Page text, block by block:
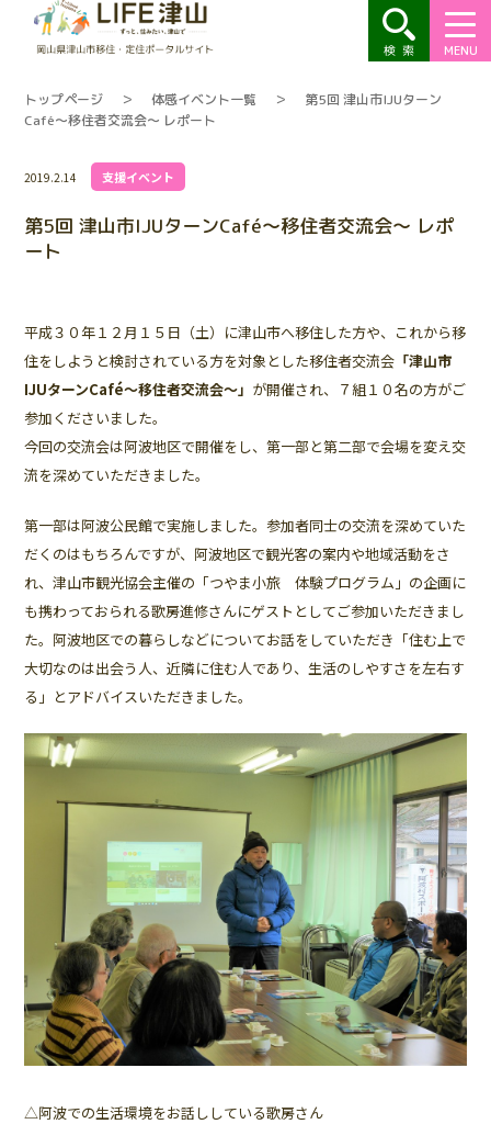
MENU
トップページ ＞ 体感イベント一覧 ＞
第5回 津山市IJUターン
Café～移住者交流会～ レポート
2019.2.14 支援イベント
第5回 津山市IJUターンCafé～移住者交流会～ レポ
ート
平成３０年１２月１５日（土）に津山市へ移住した方や、これから移
住をしようと検討されている方を対象とした移住者交流会 「津山市
IJUターンCafé～移住者交流会～」 が開催され、７組１０名の方がご
参加くださいました。
今回の交流会は阿波地区で開催をし、第一部と第二部で会場を変え交
流を深めていただきました。
第一部は阿波公民館で実施しました。参加者同士の交流を深めていた
だくのはもちろんですが、阿波地区で観光客の案内や地域活動をさ
れ、津山市観光協会主催の「つやま小旅 体験プログラム」の企画に
も携わっておられる歌房進修さんにゲストとしてご参加いただきまし
た。阿波地区での暮らしなどについてお話をしていただき「住む上で
大切なのは出会う人、近隣に住む人であり、生活のしやすさを左右す
る」とアドバイスいただきました。
△阿波での生活環境をお話ししている歌房さん